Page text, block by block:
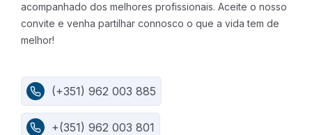
acompanhado dos melhores profissionais. Aceite o nosso
convite e venha partilhar connosco o que a vida tem de
melhor!
(+351) 962 003 885
+(351) 962 003 801